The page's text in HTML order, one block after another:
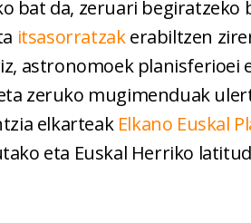
bat da, zeruari begiratzeko
itsasorratzakerabiltzen
astronomoek planisferioei
zeruko mugimenduak
elkarteak Elkano Euskal
eta Euskal Herriko